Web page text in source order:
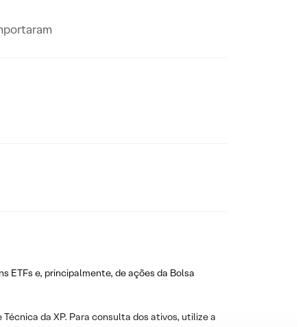
ETFs e, principalmente, de ações da Bolsa
da XP. Para consulta dos ativos, utilize a